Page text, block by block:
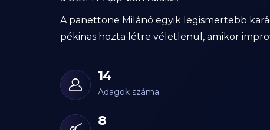
A panettone Milánó egyik legismertebb
pékinas hozta létre véletlenül, amikor
14
Adagok száma
8